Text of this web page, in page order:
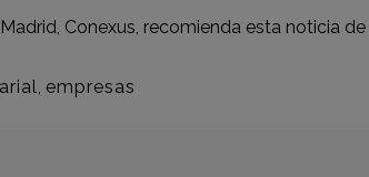
Conexus, recomienda esta noticia de
empresas